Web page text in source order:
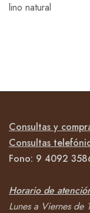
lino natural
Consultas y
Consultas
Fono: 9 4092
Horario de
Lunes a Viernes